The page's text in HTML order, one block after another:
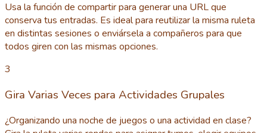
Usa la función de compartir para generar una URL que
conserva tus entradas. Es ideal para reutilizar la misma ruleta
en distintas sesiones o enviársela a compañeros para que
todos giren con las mismas opciones.
3
Gira Varias Veces para Actividades Grupales
¿Organizando una noche de juegos o una actividad en clase?